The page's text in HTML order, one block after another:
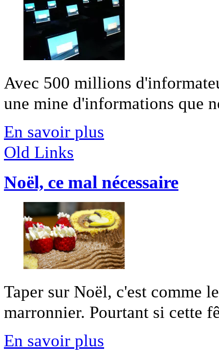
Avec 500 millions
une mine d'informations que
En savoir plus
Old Links
Noël, ce mal nécessaire
Taper sur Noël, c'est comme
marronnier. Pourtant si cette
En savoir plus